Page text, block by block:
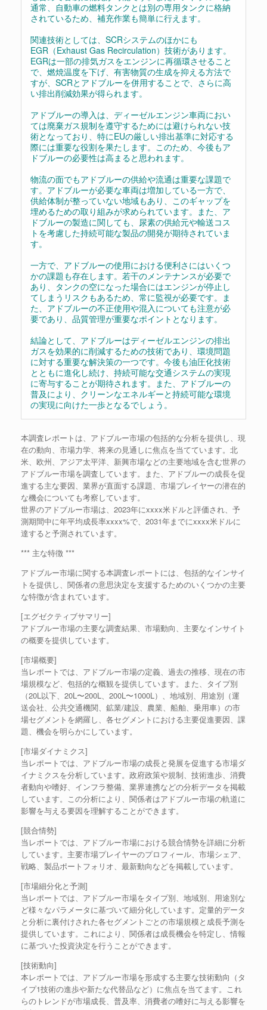
通常、自動車の燃料タンクとは別の専用タンクに格納
されているため、補充作業も簡単に行えます。
関連技術としては、SCRシステムのほかにも
EGR（Exhaust Gas Recirculation）技術があります。
EGRは一部の排気ガスをエンジンに再循環させること
で、燃焼温度を下げ、有害物質の生成を抑える方法で
すが、SCRとアドブルーを併用することで、さらに高
い排出削減効果が得られます。
アドブルーの導入は、ディーゼルエンジン車両におい
ては廃棄ガス規制を遵守するためには避けられない技
術となっており、特にEUの厳しい排出基準に対応する
際には重要な役割を果たします。このため、今後もア
ドブルーの必要性は高まると思われます。
物流の面でもアドブルーの供給や流通は重要な課題で
す。アドブルーが必要な車両は増加している一方で、
供給体制が整っていない地域もあり、このギャップを
埋めるための取り組みが求められています。また、ア
ドブルーの製造に関しても、尿素の供給元や輸送コス
トを考慮した持続可能な製品の開発が期待されていま
す。
一方で、アドブルーの使用における便利さにはいくつ
かの課題も存在します。若干のメンテナンスが必要で
あり、タンクの空になった場合にはエンジンが停止し
てしまうリスクもあるため、常に監視が必要です。ま
た、アドブルーの不正使用や混入についても注意が必
要であり、品質管理が重要なポイントとなります。
結論として、アドブルーはディーゼルエンジンの排出
ガスを効果的に削減するための技術であり、環境問題
に対する重要な解決策の一つです。今後も油圧化技術
とともに進化し続け、持続可能な交通システムの実現
に寄与することが期待されます。また、アドブルーの
普及により、クリーンなエネルギーと持続可能な環境
の実現に向けた一歩となるでしょう。
本調査レポートは、アドブルー市場の包括的な分析を提供し、現
在の動向、市場力学、将来の見通しに焦点を当てています。北
米、欧州、アジア太平洋、新興市場などの主要地域を含む世界の
アドブルー市場を調査しています。また、アドブルーの成長を促
進する主な要因、業界が直面する課題、市場プレイヤーの潜在的
な機会についても考察しています。
世界のアドブルー市場は、2023年にxxxx米ドルと評価され、予
測期間中に年平均成長率xxxx%で、2031年までにxxxx米ドルに
達すると予測されています。
*** 主な特徴 ***
アドブルー市場に関する本調査レポートには、包括的なインサイ
トを提供し、関係者の意思決定を支援するためのいくつかの主要
な特徴が含まれています。
[エグゼクティブサマリー]
アドブルー市場の主要な調査結果、市場動向、主要なインサイト
の概要を提供しています。
[市場概要]
当レポートでは、アドブルー市場の定義、過去の推移、現在の市
場規模など、包括的な概観を提供しています。また、タイプ別
（20L以下、20L〜200L、200L〜1000L）、地域別、用途別（運
送会社、公共交通機関、鉱業/建設、農業、船舶、乗用車）の市
場セグメントを網羅し、各セグメントにおける主要促進要因、課
題、機会を明らかにしています。
[市場ダイナミクス]
当レポートでは、アドブルー市場の成長と発展を促進する市場ダ
イナミクスを分析しています。政府政策や規制、技術進歩、消費
者動向や嗜好、インフラ整備、業界連携などの分析データを掲載
しています。この分析により、関係者はアドブルー市場の軌道に
影響を与える要因を理解することができます。
[競合情勢]
当レポートでは、アドブルー市場における競合情勢を詳細に分析
しています。主要市場プレイヤーのプロフィール、市場シェア、
戦略、製品ポートフォリオ、最新動向などを掲載しています。
[市場細分化と予測]
当レポートでは、アドブルー市場をタイプ別、地域別、用途別な
ど様々なパラメータに基づいて細分化しています。定量的データ
と分析に裏付けされた各セグメントごとの市場規模と成長予測を
提供しています。これにより、関係者は成長機会を特定し、情報
に基づいた投資決定を行うことができます。
[技術動向]
本レポートでは、アドブルー市場を形成する主要な技術動向（タ
イプ1技術の進歩や新たな代替品など）に焦点を当てます。これ
らのトレンドが市場成長、普及率、消費者の嗜好に与える影響を